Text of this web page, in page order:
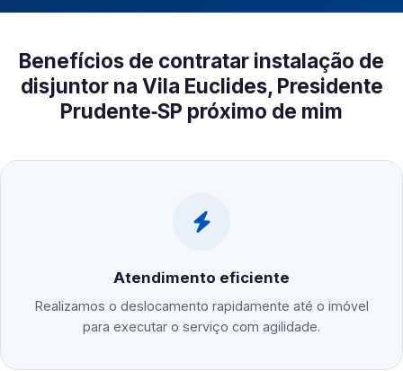
Benefícios de contratar instalação de
disjuntor na Vila Euclides, Presidente
Prudente‑SP próximo de mim
Atendimento eficiente
Realizamos o deslocamento rapidamente até o imóvel
para executar o serviço com agilidade.